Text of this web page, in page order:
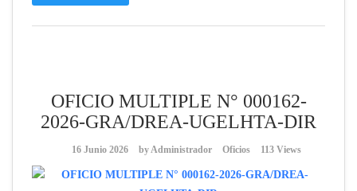
OFICIO MULTIPLE N° 000162-
2026-GRA/DREA-UGELHTA-DIR
16 Junio 2026 byAdministrador Oficios 113 Views